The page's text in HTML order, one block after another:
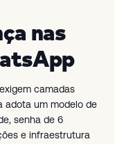
nas
camadas
adota um modelo de
senha de 6
e infraestrutura